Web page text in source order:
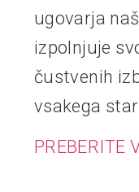
ugovarja
izpolnjuje
čustvenih
vsakega
PREBERITE